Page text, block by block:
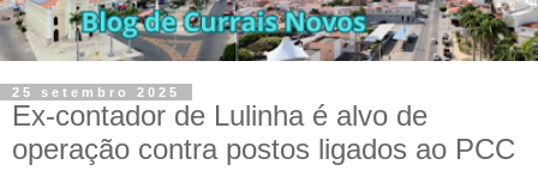
25 setembro 2025
Ex-contador de Lulinha é alvo de
operação contra postos ligados ao PCC